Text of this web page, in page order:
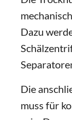
Dazu
Die
muss für